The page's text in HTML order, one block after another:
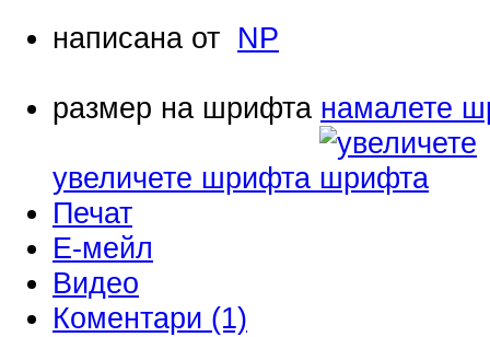
написана от NP
размер на шрифта намалете
увеличете шрифта
Печат
Е-мейл
Видео
Коментари (1)